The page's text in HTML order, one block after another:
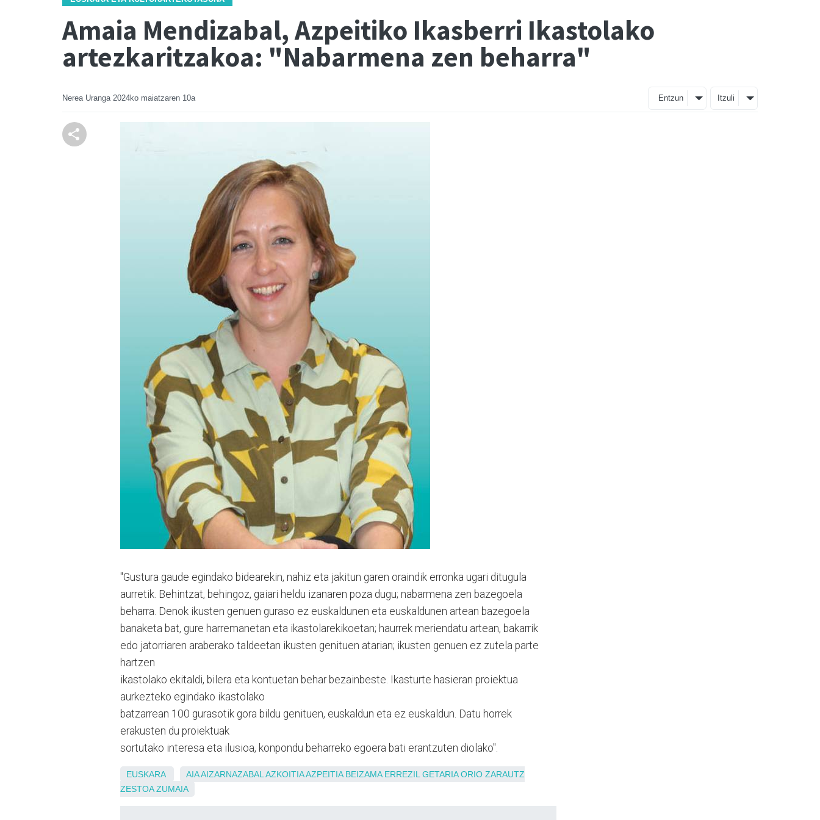
Amaia Mendizabal, Azpeitiko Ikasberri Ikastolako
artezkaritzakoa: "Nabarmena zen beharra"
Nerea Uranga 2024ko maiatzaren 10a Entzun Itzuli
"Gustura gaude egindako bidearekin, nahiz eta jakitun garen oraindik erronka ugari ditugula
aurretik. Behintzat, behingoz, gaiari heldu izanaren poza dugu; nabarmena zen bazegoela
beharra. Denok ikusten genuen guraso ez euskaldunen eta euskaldunen artean bazegoela
banaketa bat, gure harremanetan eta ikastolarekikoetan; haurrek meriendatu artean, bakarrik
edo jatorriaren araberako taldeetan ikusten genituen atarian; ikusten genuen ez zutela parte
hartzen
ikastolako ekitaldi, bilera eta kontuetan behar bezainbeste. Ikasturte hasieran proiektua
aurkezteko egindako ikastolako
batzarrean 100 gurasotik gora bildu genituen, euskaldun eta ez euskaldun. Datu horrek
erakusten du proiektuak
sortutako interesa eta ilusioa, konpondu beharreko egoera bati erantzuten diolako".
EUSKARA AIAAIZARNAZABAL AZKOITIAAZPEITIA BEIZAMA ERREZIL GETARIA ORIO ZARAUTZ
ZESTOA ZUMAIA